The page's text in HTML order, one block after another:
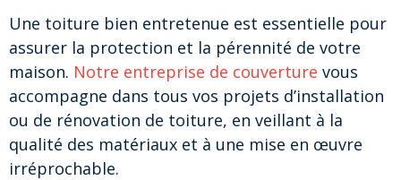
Une toiture bien entretenue est essentielle pour
assurer la protection et la pérennité de votre
maison. Notre entreprise de couverture vous
accompagne dans tous vos projets d’installation
ou de rénovation de toiture, en veillant à la
qualité des matériaux et à une mise en œuvre
irréprochable.